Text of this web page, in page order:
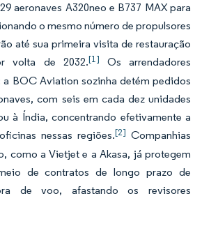
aeronaves A320neo e B737 MAX para
o mesmo número de propulsores
até sua primeira visita de restauração
volta de 2032.[1]
Os arrendadores
a BOC Aviation sozinha detém pedidos
com seis em cada dez unidades
à Índia, concentrando efetivamente a
nessas regiões.[2] Companhias
como a Vietjet e a Akasa, já protegem
de contratos de longo prazo de
de voo, afastando os revisores